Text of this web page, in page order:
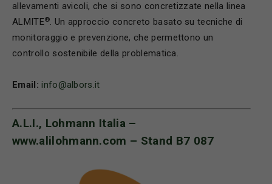
allevamenti avicoli, che si sono concretizzate nella linea
ALMITE®. Un approccio concreto basato su tecniche di
monitoraggio e prevenzione, che permettono un
controllo sostenibile della problematica.
Email:info@albors.it
A.L.I., Lohmann Italia –
www.alilohmann.com – Stand B7 087